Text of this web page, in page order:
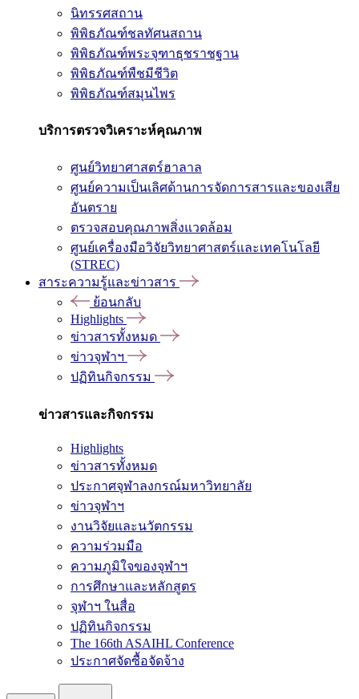
นิทรรศสถาน
พิพิธภัณฑ์ชลทัศนสถาน
พิพิธภัณฑ์พระจุฑาธุชราชฐาน
พิพิธภัณฑ์พืชมีชีวิต
พิพิธภัณฑ์สมุนไพร
บริการตรวจวิเคราะห์คุณภาพ
ศูนย์วิทยาศาสตร์ฮาลาล
ศูนย์ความเป็นเลิศด้านการจัดการสารและของเสีย
อันตราย
ตรวจสอบคุณภาพสิ่งแวดล้อม
ศูนย์เครื่องมือวิจัยวิทยาศาสตร์และเทคโนโลยี
(STREC)
สาระความรู้และข่าวสาร
ย้อนกลับ
Highlights
ข่าวสารทั้งหมด
ข่าวจุฬาฯ
ปฏิทินกิจกรรม
ข่าวสารและกิจกรรม
Highlights
ข่าวสารทั้งหมด
ประกาศจุฬาลงกรณ์มหาวิทยาลัย
ข่าวจุฬาฯ
งานวิจัยและนวัตกรรม
ความร่วมมือ
ความภูมิใจของจุฬาฯ
การศึกษาและหลักสูตร
จุฬาฯ ในสื่อ
ปฏิทินกิจกรรม
The 166th ASAIHL Conference
ประกาศจัดซื้อจัดจ้าง